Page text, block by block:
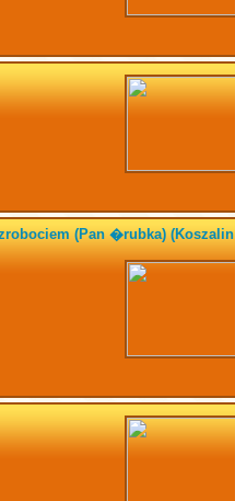
(Pan �rubka) (Koszalin